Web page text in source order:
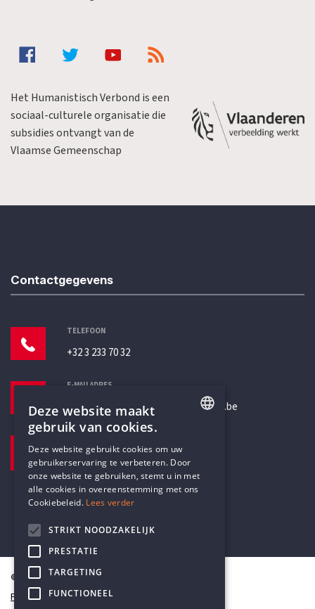
Het Humanistisch Verbond is een
sociaal-culturele organisatie die
subsidies ontvangt van de
Vlaamse Gemeenschap
Contactgegevens
TELEFOON
+32 3 233 70 32
E-MAILADRES
secretariaat@humanistischverbond.be
Pottenbrug 4
Antwerpen, 2000
© Humanistisch Verbond 2026
Privacy
DUTCH
Deze website maakt
gebruik van cookies.
Deze website gebruikt cookies om uw
gebruikerservaring te verbeteren. Door
onze website te gebruiken, stemt u in met
alle cookies in overeenstemming met ons
Cookiebeleid. Lees verder
STRIKT NOODZAKELIJK
PRESTATIE
TARGETING
FUNCTIONEEL